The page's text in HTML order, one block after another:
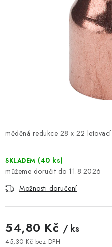
🎁 ODMĚNY ZA BODY
🏆 WESPO BONUS
OBCHODNÍ PODMÍNKY
🚚 STAV OBJEDNÁVKY
měděná redukce 28 x 22 letovací
SKLADEM (40 ks)
11.8.2026
Možnosti doručení
54,80 Kč / ks
45,30 Kč bez DPH